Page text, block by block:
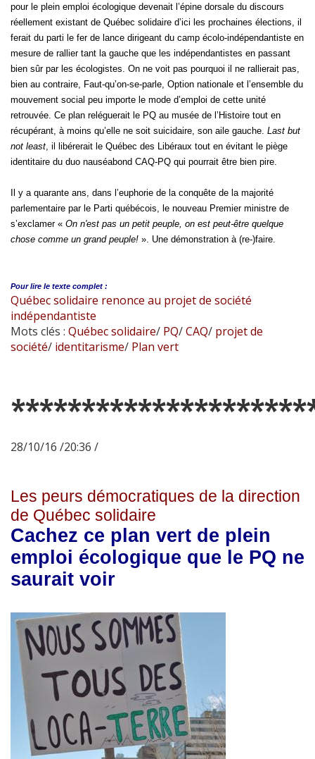
pour le plein emploi écologique devenait l’épine dorsale du discours
réellement existant de Québec solidaire d’ici les prochaines élections, il
ferait du parti le fer de lance dirigeant du camp écolo-indépendantiste en
mesure de rallier tant la gauche que les indépendantistes en passant
bien sûr par les écologistes. On ne voit pas pourquoi il ne rallierait pas,
bien au contraire, Faut-qu’on-se-parle, Option nationale et l’ensemble du
mouvement social peu importe le mode d’emploi de cette unité
retrouvée. Ce plan reléguerait le PQ au musée de l’Histoire tout en
récupérant, à moins qu’elle ne soit suicidaire, son aile gauche. Last but
not least , il libérerait le Québec des Libéraux tout en évitant le piège
identitaire du duo nauséabond CAQ-PQ qui pourrait être bien pire.
Il y a quarante ans, dans l’euphorie de la conquête de la majorité
parlementaire par le Parti québécois, le nouveau Premier ministre de
s’exclamer « On n'est pas un petit peuple, on est peut-être quelque
chose comme un grand peuple! ». Une démonstration à (re-)faire.
Pour lire le texte complet :
Québec solidaire renonce au projet de société
indépendantiste
Mots clés : Québec solidaire/ PQ/CAQ/ projet de
société/ identitarisme/ Plan vert
28/10/16 /20:36 /
Les peurs démocratiques de la direction
de Québec solidaire
Cachez ce plan vert de plein
emploi écologique que le PQ ne
saurait voir